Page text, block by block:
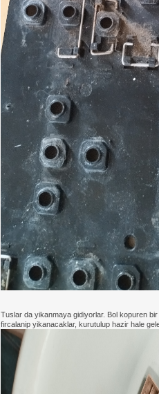
Tuslar da yikanmaya gidiyorlar. Bol kopuren
fircalanip yikanacaklar, kurutulup hazir hale